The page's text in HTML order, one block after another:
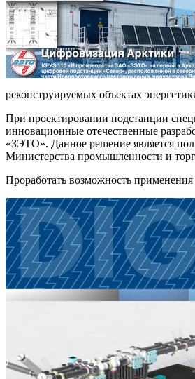
реконструируемых объектах
При проектировании подстанции
инновационные отечественные
«ЗЭТО». Данное решение является
Министерства промышленности и
Проработать возможность